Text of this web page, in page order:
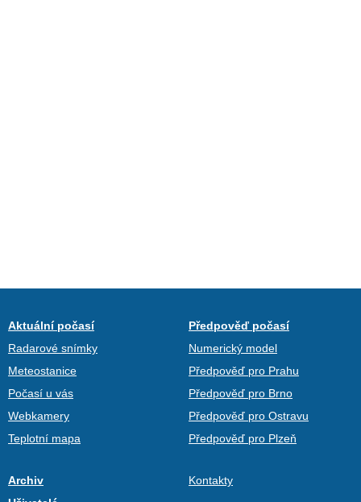
Aktuální počasí
Radarové snímky
Meteostanice
Počasí u vás
Webkamery
Teplotní mapa
Předpověď počasí
Numerický model
Předpověď pro Prahu
Předpověď pro Brno
Předpověď pro Ostravu
Předpověď pro Plzeň
Archiv
Kontakty